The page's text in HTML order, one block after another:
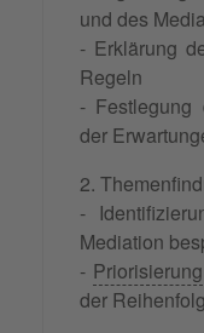
und des
- Erklärung
Regeln
-
der
2.
-
Mediation
- Priorisierung
der